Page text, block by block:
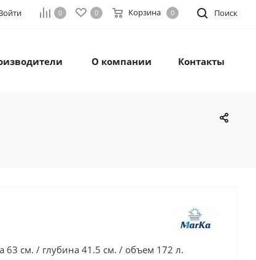
Поиск
0 0 Корзина 0
О компании Контакты
63 см. / глубина 41.5 см. / объем 172 л.